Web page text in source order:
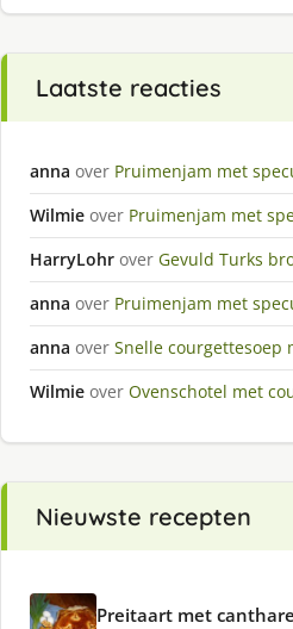
Laatste reacties
anna over Pruimenjam met
Wilmie over Pruimenjam met
HarryLohr over Gevuld Turks
anna over Pruimenjam met
anna over Snelle courgettesoep
Wilmie over Ovenschotel met
Nieuwste recepten
Preitaart met